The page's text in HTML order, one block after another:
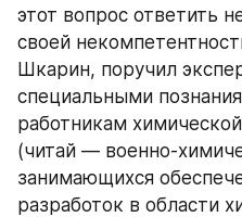
этот вопрос ответить
своей
Шкарин, поручил
специальными
работникам
(читай — военно-
занимающихся
разработок в области